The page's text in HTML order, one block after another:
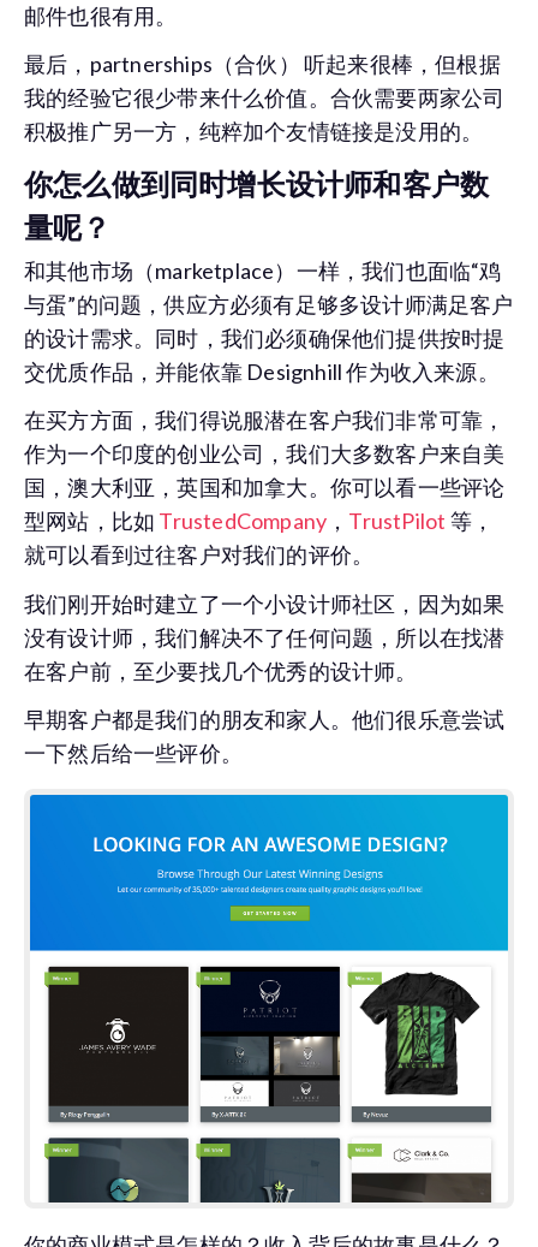
邮件也很有用。
最后，partnerships（合伙） 听起来很棒，但根据
我的经验它很少带来什么价值。合伙需要两家公司
积极推广另一方，纯粹加个友情链接是没用的。
你怎么做到同时增长设计师和客户数
量呢？
和其他市场（marketplace）一样，我们也面临“鸡
与蛋”的问题，供应方必须有足够多设计师满足客户
的设计需求。同时，我们必须确保他们提供按时提
交优质作品，并能依靠 Designhill 作为收入来源。
在买方方面，我们得说服潜在客户我们非常可靠，
作为一个印度的创业公司，我们大多数客户来自美
国，澳大利亚，英国和加拿大。你可以看一些评论
型网站，比如 TrustedCompany ， TrustPilot 等，
就可以看到过往客户对我们的评价。
我们刚开始时建立了一个小设计师社区，因为如果
没有设计师，我们解决不了任何问题，所以在找潜
在客户前，至少要找几个优秀的设计师。
早期客户都是我们的朋友和家人。他们很乐意尝试
一下然后给一些评价。